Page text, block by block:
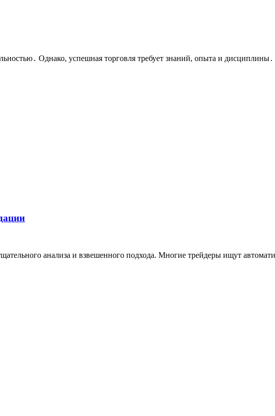
Однако, успешная торговля требует знаний, опыта и дисциплины․
анализа и взвешенного подхода. Многие трейдеры ищут